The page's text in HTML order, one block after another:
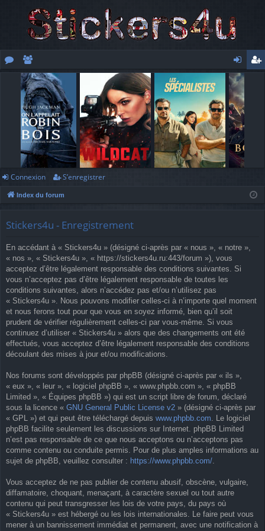
e
m
br
es
o
n
ne
xi
o
Connexion S’enregistrer
Index du forum
Stickers4u - Enregistrement
En accédant à « Stickers4u » (désigné ci-après par « nous », « notre »,
« nos », « Stickers4u », « https://stickers4u.ru:443/forum »), vous
acceptez d’être légalement responsable des conditions suivantes. Si
vous n’acceptez pas d’être légalement responsable de toutes les
conditions suivantes, alors n’accédez pas et/ou n’utilisez pas
« Stickers4u ». Nous pouvons modifier celles-ci à n’importe quel moment
et nous ferons tout pour que vous en soyez informé, bien qu’il soit
prudent de vérifier régulièrement celles-ci par vous-même. Si vous
continuez d’utiliser « Stickers4u » alors que des changements ont été
effectués, vous acceptez d’être légalement responsable des conditions
découlant des mises à jour et/ou modifications.
Nos forums sont développés par phpBB (désigné ci-après par « ils »,
« eux », « leur », « logiciel phpBB », « www.phpbb.com », « phpBB
Limited », « Équipes phpBB ») qui est un script libre de forum, déclaré
sous la licence « GNU General Public License v2 » (désigné ci-après par
« GPL ») et qui peut être téléchargé depuis www.phpbb.com . Le logiciel
phpBB facilite seulement les discussions sur Internet. phpBB Limited
n’est pas responsable de ce que nous acceptons ou n’acceptons pas
comme contenu ou conduite permis. Pour de plus amples informations au
sujet de phpBB, veuillez consulter : https://www.phpbb.com/
Vous acceptez de ne pas publier de contenu abusif, obscène, vulgaire,
diffamatoire, choquant, menaçant, à caractère sexuel ou tout autre
contenu qui peut transgresser les lois de votre pays, du pays où
« Stickers4u » est hébergé ou les lois internationales. Le faire peut vous
mener à un bannissement immédiat et permanent, avec une notification à